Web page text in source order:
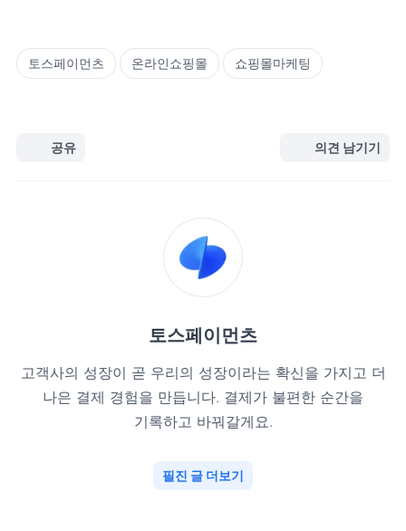
토스페이먼츠 온라인쇼핑몰 쇼핑몰마케팅
공유 의견 남기기
토스페이먼츠
고객사의 성장이 곧 우리의 성장이라는 확신을 가지고 더
나은 결제 경험을 만듭니다. 결제가 불편한 순간을
기록하고 바꿔갈게요.
필진 글 더보기